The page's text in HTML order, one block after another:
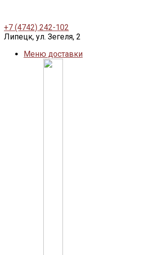
+7 (4742) 242-102
Липецк, ул. Зегеля, 2
Меню доставки